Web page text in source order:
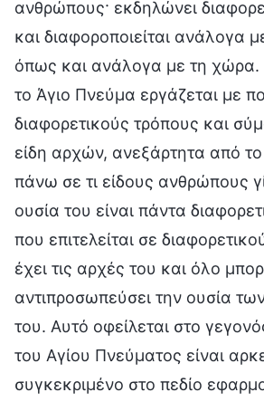
ανθρώπους· εκδηλώνει
και διαφοροποιείται ανάλογα
όπως και ανάλογα με τη χώρα.
το Άγιο Πνεύμα εργάζεται με
διαφορετικούς τρόπους και
είδη αρχών, ανεξάρτητα από το
πάνω σε τι είδους ανθρώπους
ουσία του είναι πάντα
που επιτελείται σε
έχει τις αρχές του και όλο
αντιπροσωπεύσει την ουσία
του. Αυτό οφείλεται στο
του Αγίου Πνεύματος είναι
συγκεκριμένο στο πεδίο